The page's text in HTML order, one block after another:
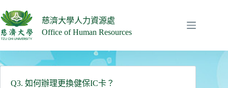
至
主
要
容
慈濟大學人力資源處
Office of Human Resources
Q3. 如何辦理更換健保IC卡？